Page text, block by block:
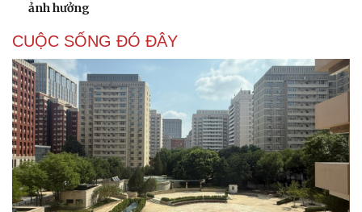
ảnh hưởng
CUỘC SỐNG ĐÓ ĐÂY